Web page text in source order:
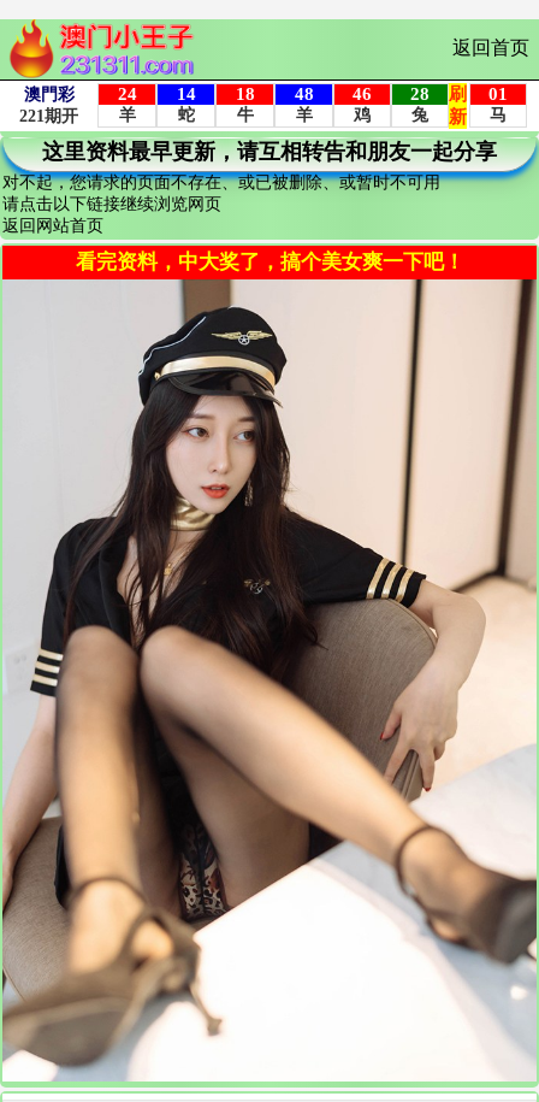
返回首页
这里资料最早更新，请互相转告和朋友一起分享
对不起，您请求的页面不存在、或已被删除、或暂时不可用
请点击以下链接继续浏览网页
返回网站首页
看完资料，中大奖了，搞个美女爽一下吧！